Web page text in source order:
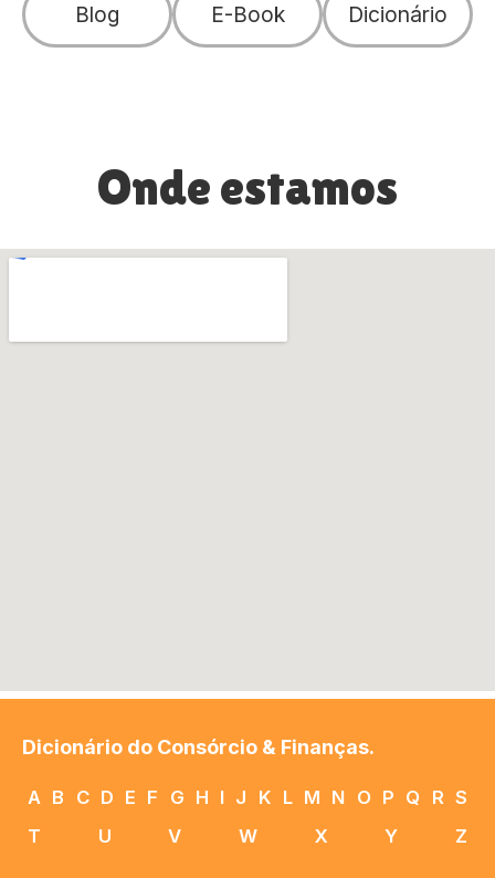
Blog E-Book Dicionário
Onde estamos
Dicionário do Consórcio & Finanças.
A B C D E F G H I J K L M N O P Q R S
T
U V W X Y Z